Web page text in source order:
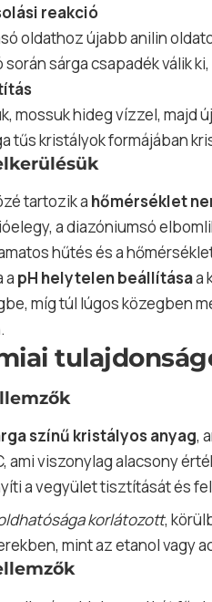
reakció
oldathoz újabb anilin
sárga csapadék válik
mossuk hideg vízzel, majd
tűs kristályok formájában
tartozik a hőmérséklet
a diazóniumsó
hűtés és a
a pH helytelen beállításaa
míg túl lúgos közegben
színű kristályos anyag,
ami viszonylag alacsony
a vegyület tisztítását és
korlátozott,
mint az etanol vagy